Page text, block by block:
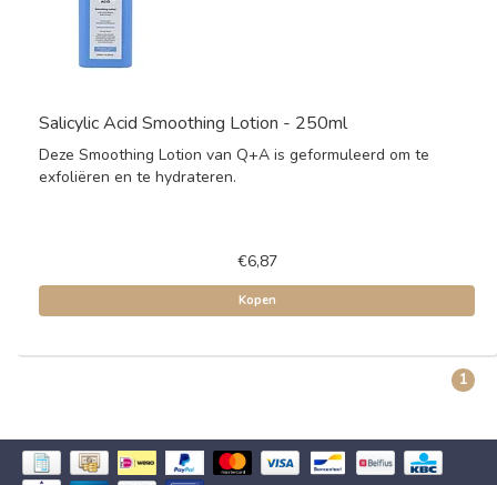
Salicylic Acid Smoothing Lotion - 250ml
Deze Smoothing Lotion van Q+A is geformuleerd om te
exfoliëren en te hydrateren.
€6,87
Kopen
1